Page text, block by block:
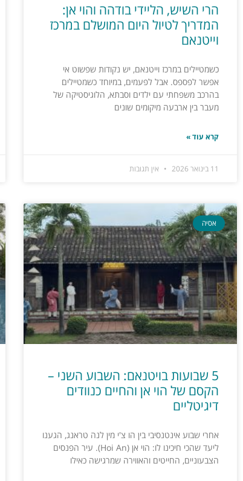
הרי השיש, הליידי בודהה והוי אן:
המדריך לטיול היום המושלם במרכז
וייטנאם
כשמטיילים במרכז וייטנאם, יש נקודות שפשוט אי
אפשר לפספס. אבל לפעמים, במיוחד כשמטיילים
בהרכב משפחתי עם ילדים וסבתא, הלוגיסטיקה של
מעבר בין ארבעה מיקומים שונים
קרא עוד »
11 בינואר 2026 אין תגובות
אסיה
5 שבועות בויטנאם: השבוע השני –
הקסם של הוי אן והחיים כנוודים
דיגיטליים
אחרי שבוע אינטנסיבי בין הו צ'י מין לנה טראנג, הגענו
ליעד שהכי חיכינו לו: הוי אן (Hoi An). עיר הפנסים
הצבעוניים, החייטים והאווירה שמרגישה כאילו